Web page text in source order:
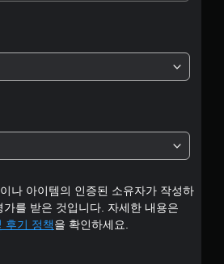
나 아이템의 인증된 소유자가 작성하
가를 받은 것입니다. 자세한 내용은
후기 정책을 확인하세요.